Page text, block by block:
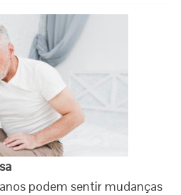
podem sentir mudanças